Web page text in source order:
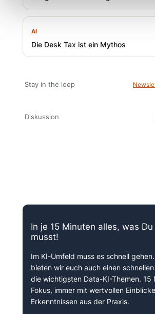
AI
Die Desk Tax ist ein Mythos
Stay in the loop
Diskussion
In je 15 Minuten alles, was
musst!
Im KI-Umfeld muss es schnell
bieten wir euch auch einen
die wichtigsten Data-KI-Themen. 15
Fokus, immer mit wertvollen
Erkenntnissen aus der Praxis.